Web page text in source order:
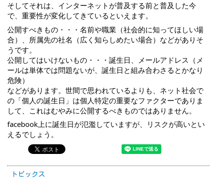
そしてそれは、インターネットが普及する前と普及した今
で、重要性が変化してきているといえます。
公開すべきもの・・・名前や職業（社会的に知ってほしい場
合）、所属先の社名（広く知らしめたい場合）などがありそ
うです。
公開してはいけないもの・・・誕生日、メールアドレス（メ
ールは単体では問題ないが、誕生日と組み合わさるとかなり
危険）
などがあります。世間で思われているよりも、ネット社会で
の「個人の誕生日」は個人特定の重要なファクターでありま
して、これはむやみに公開するべきものではありません。
facebook上に誕生日が氾濫していますが、リスクが高いとい
えるでしょう。
トピックス